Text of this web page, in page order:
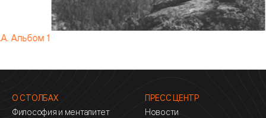
Альбом 1
О СТОЛБАХ
Философия и менталитет
ПРЕСС ЦЕНТР
Новости